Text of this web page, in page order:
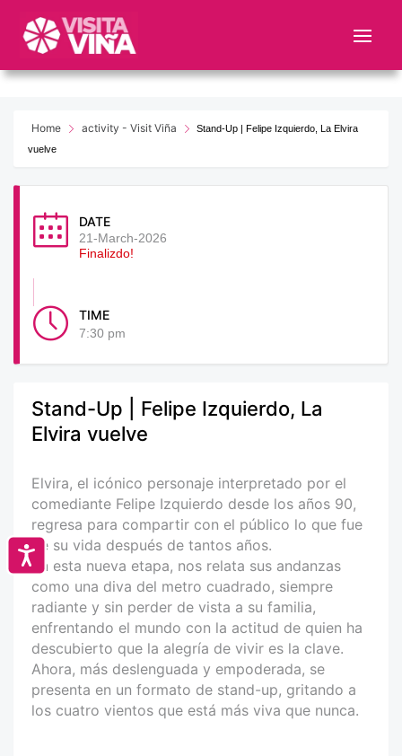
este
web
sistema
Accesibilidad
Home activity - Visit Viña
Stand-Up | Felipe Izquierdo, La Elvira
vuelve
DATE
21-March-2026
Finalizdo!
TIME
7:30 pm
Stand-Up | Felipe Izquierdo, La
Elvira vuelve
Elvira, el icónico personaje interpretado por el
comediante Felipe Izquierdo desde los años 90,
regresa para compartir con el público lo que fue
de su vida después de tantos años.
En esta nueva etapa, nos relata sus andanzas
como una diva del metro cuadrado, siempre
radiante y sin perder de vista a su familia,
enfrentando el mundo con la actitud de quien ha
descubierto que la alegría de vivir es la clave.
Ahora, más deslenguada y empoderada, se
presenta en un formato de stand-up, gritando a
los cuatro vientos que está más viva que nunca.